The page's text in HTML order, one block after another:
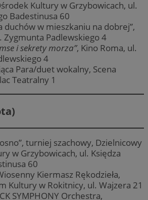
Kultury w Grzybowicach, ul.
Badestinusa 60
duchów w mieszkaniu na dobrej”,
Zygmunta Padlewskiego 4
i sekrety morza”, Kino Roma, ul.
4
Para/duet wokalny, Scena
Teatralny 1
turniej szachowy, Dzielnicowy
w Grzybowicach, ul. Księdza
60
Kiermasz Rękodzieła,
Kultury w Rokitnicy, ul. Wajzera 21
SYMPHONY Orchestra,